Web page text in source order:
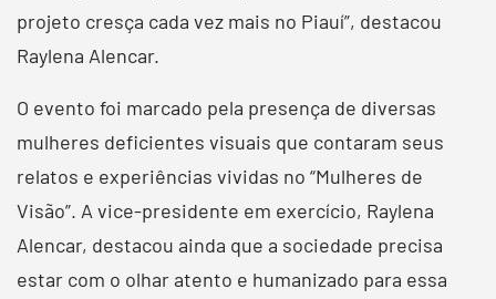
projeto cresça cada vez mais no Piauí”, destacou
Raylena Alencar.
O evento foi marcado pela presença de diversas
mulheres deficientes visuais que contaram seus
relatos e experiências vividas no “Mulheres de
Visão”. A vice-presidente em exercício, Raylena
Alencar, destacou ainda que a sociedade precisa
estar com o olhar atento e humanizado para essa